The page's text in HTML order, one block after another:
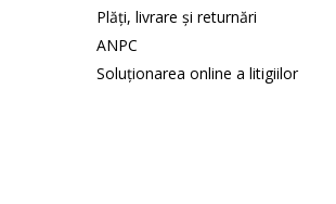
Plăți, livrare și returnări
ANPC
Soluţionarea online a litigiilor